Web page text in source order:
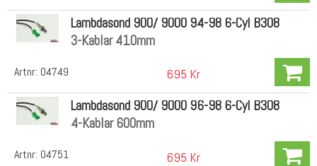
Artnr: 04749
Lambdasond 900/ 9000 94-98 6-Cyl B308
3-Kablar 410mm
695 Kr
Artnr: 04751
Lambdasond 900/ 9000 96-98 6-Cyl B308
4-Kablar 600mm
695 Kr